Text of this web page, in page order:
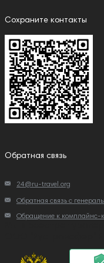
Сохраните контакты
Обратная связь
24@ru-travel.org
Обратная связь с
Обращение к комплайнс-